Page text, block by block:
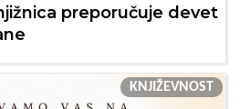
preporučuje devet
KNJIŽEVNOST